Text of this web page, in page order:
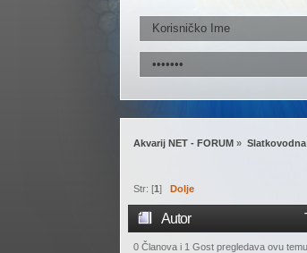
Akvarij NET - FORUM »
Str: [1] Dolje
Autor
0 Članova i 1 Gost pregledava ovu temu.